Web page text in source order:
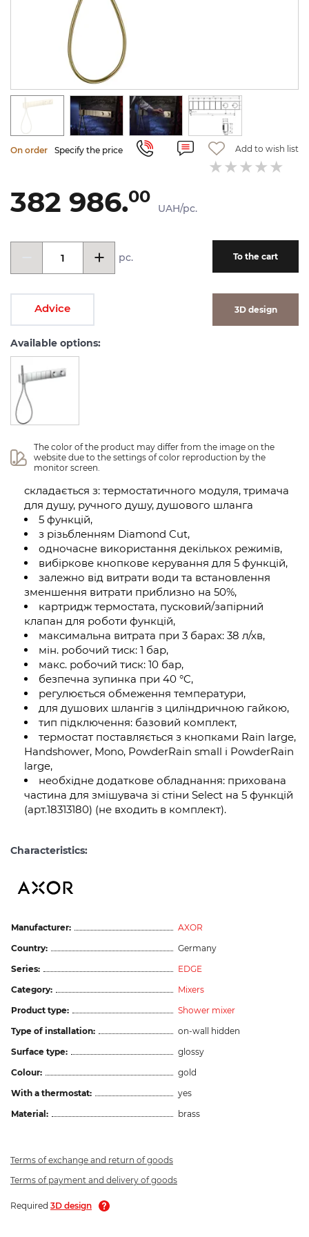
On order Specify the price Add to wish list
382 986.00
UAH/pc.
pc. To the cart
Advice 3D design
Available options:
The color of the product may differ from the image on the
website due to the settings of color reproduction by the
monitor screen.
складається з: термостатичного модуля, тримача
для душу, ручного душу, душового шланга
5 функцій,
з різьбленням Diamond Cut,
одночасне використання декількох режимів,
вибіркове кнопкове керування для 5 функцій,
залежно від витрати води та встановлення
зменшення витрати приблизно на 50%,
картридж термостата, пусковий/запірний
клапан для роботи функцій,
максимальна витрата при 3 барах: 38 л/хв,
мін. робочий тиск: 1 бар,
макс. робочий тиск: 10 бар,
безпечна зупинка при 40 °C,
регулюється обмеження температури,
для душових шлангів з циліндричною гайкою,
тип підключення: базовий комплект,
термостат поставляється з кнопками Rain large,
Handshower, Mono, PowderRain small і PowderRain
large,
необхідне додаткове обладнання: прихована
частина для змішувача зі стіни Select на 5 функцій
(арт.18313180) (не входить в комплект).
Characteristics:
Manufacturer:
AXOR
Country:
Germany
Series:
EDGE
Category:
Mixers
Product type:
Shower mixer
Type of installation:
on-wall hidden
Surface type:
glossy
Colour:
gold
With a thermostat:
yes
Material:
brass
Terms of exchange and return of goods
Terms of payment and delivery of goods
Required 3D design